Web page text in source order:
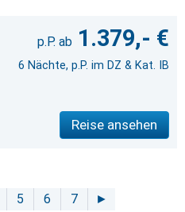
1.379,- €
6 Nächte, p.P. im DZ & Kat. IB
Reise ansehen
5 6 7 ►